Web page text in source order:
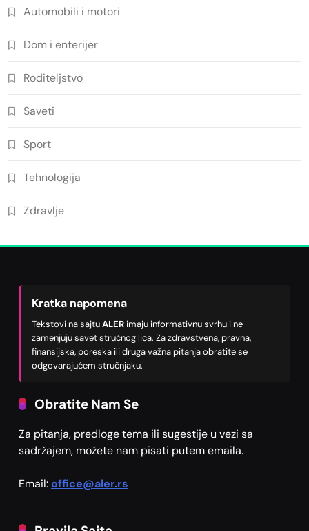
Automobili i motori
Dom i enterijer
Roditeljstvo
Saveti
Sport
Tehnologija
Zdravlje
Kratka napomena
Tekstovi na sajtuALER imaju informativnu svrhu i ne
zamenjuju savet stručnog lica. Za zdravstvena, pravna,
finansijska, poreska ili druga važna pitanja obratite se
odgovarajućem stručnjaku.
Obratite Nam Se
Za pitanja, predloge tema ili sugestije u vezi sa
sadržajem, možete nam pisati putem emaila.
Email:office@aler.rs